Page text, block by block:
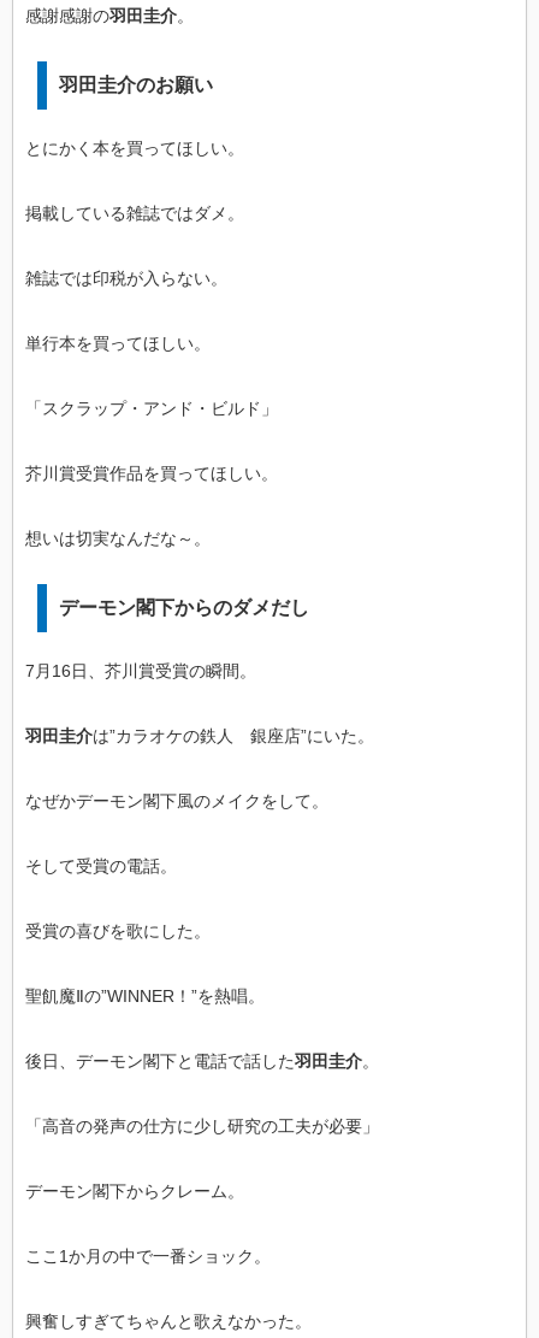
感謝感謝の羽田圭介。
羽田圭介のお願い
とにかく本を買ってほしい。
掲載している雑誌ではダメ。
雑誌では印税が入らない。
単行本を買ってほしい。
「 スクラップ・アンド・ビルド 」
芥川賞受賞作品を買ってほしい。
想いは切実なんだな～。
デーモン閣下からのダメだし
7月16日、芥川賞受賞の瞬間。
羽田圭介は”カラオケの鉄人 銀座店”にいた。
なぜかデーモン閣下風のメイクをして。
そして受賞の電話。
受賞の喜びを歌にした。
聖飢魔Ⅱの”WINNER！”を熱唱。
後日、デーモン閣下と電話で話した羽田圭介。
「高音の発声の仕方に少し研究の工夫が必要」
デーモン閣下からクレーム。
ここ1か月の中で一番ショック。
興奮しすぎてちゃんと歌えなかった。